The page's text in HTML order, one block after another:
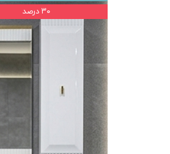
۳۰ درصد